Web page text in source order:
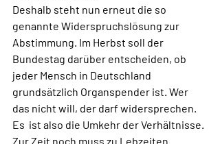
Deshalb steht nun erneut die so
genannte Widerspruchslösung zur
Abstimmung. Im Herbst soll der
Bundestag darüber entscheiden, ob
jeder Mensch in Deutschland
grundsätzlich Organspender ist. Wer
das nicht will, der darf widersprechen.
Es  ist also die Umkehr der Verhältnisse.
Zur Zeit noch muss zu Lebzeiten